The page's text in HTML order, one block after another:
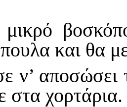
και θα
ν’ αποσώσει
στα χορτάρια.